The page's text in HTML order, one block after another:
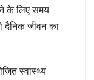
के लिए समय
दैनिक जीवन का
स्वास्थ्य